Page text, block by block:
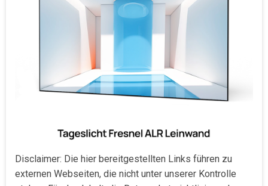
Disclaimer: Die hier bereitgestellten Links führen zu
externen Webseiten, die nicht unter unserer Kontrolle